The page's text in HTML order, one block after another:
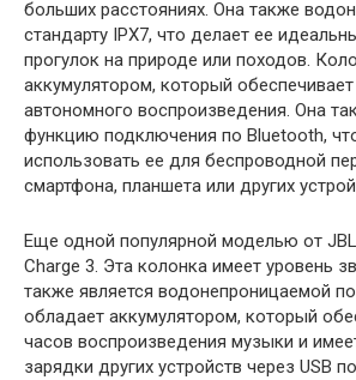
больших расстояниях. Она также
стандарту IPX7, что делает ее
прогулок на природе или походов.
аккумулятором, который
автономного воспроизведения. Она
функцию подключения по Bluetooth,
использовать ее для беспроводной
смартфона, планшета или других
Еще одной популярной моделью от
Charge 3. Эта колонка имеет уровень
также является водонепроницаемой
обладает аккумулятором, который
часов воспроизведения музыки и
зарядки других устройств через USB